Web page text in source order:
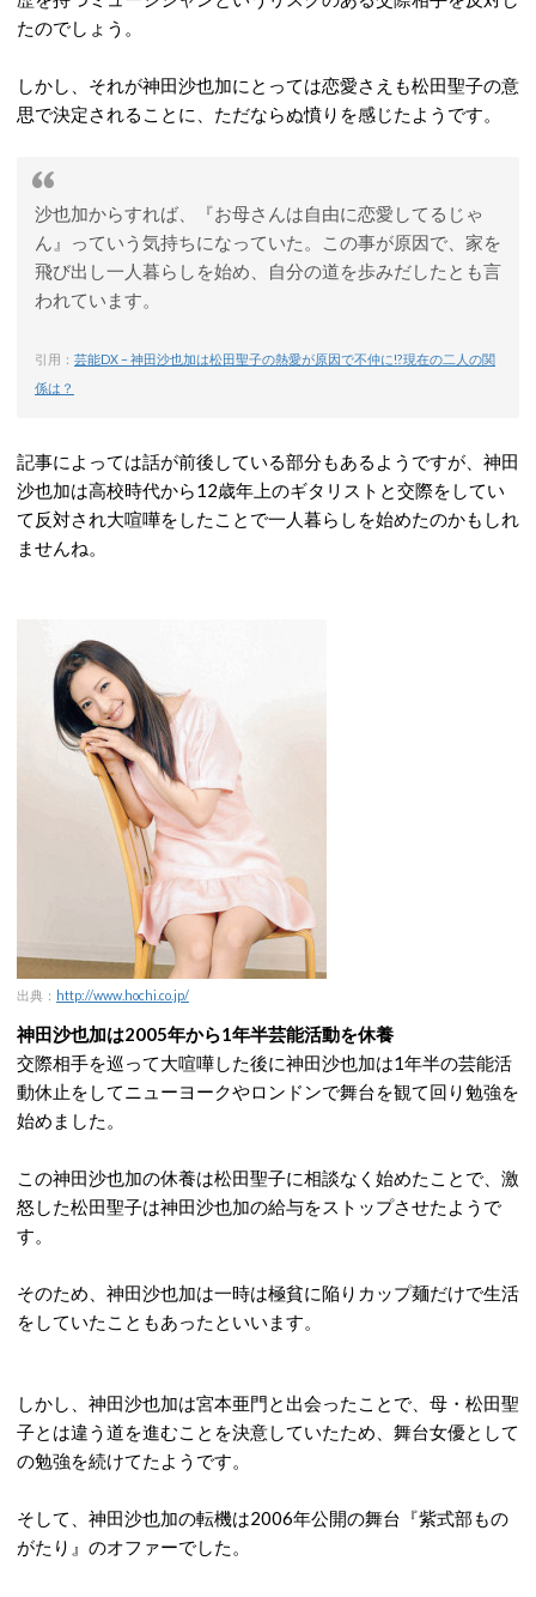
たのでしょう。
しかし、それが神田沙也加にとっては恋愛さえも松田聖子の意
思で決定されることに、ただならぬ憤りを感じたようです。
沙也加からすれば、『お母さんは自由に恋愛してるじゃ
ん』っていう気持ちになっていた。この事が原因で、家を
飛び出し一人暮らしを始め、自分の道を歩みだしたとも言
われています。
引用： 芸能DX – 神田沙也加は松田聖子の熱愛が原因で不仲に!?現在の二人の関
係は？
記事によっては話が前後している部分もあるようですが、神田
沙也加は高校時代から12歳年上のギタリストと交際をしてい
て反対され大喧嘩をしたことで一人暮らしを始めたのかもしれ
ませんね。
出典： http://www.hochi.co.jp/
神田沙也加は2005年から1年半芸能活動を休養
交際相手を巡って大喧嘩した後に神田沙也加は1年半の芸能活
動休止をしてニューヨークやロンドンで舞台を観て回り勉強を
始めました。
この神田沙也加の休養は松田聖子に相談なく始めたことで、激
怒した松田聖子は神田沙也加の給与をストップさせたようで
す。
そのため、神田沙也加は一時は極貧に陥りカップ麺だけで生活
をしていたこともあったといいます。
しかし、神田沙也加は宮本亜門と出会ったことで、母・松田聖
子とは違う道を進むことを決意していたため、舞台女優として
の勉強を続けてたようです。
そして、神田沙也加の転機は2006年公開の舞台『紫式部もの
がたり』のオファーでした。